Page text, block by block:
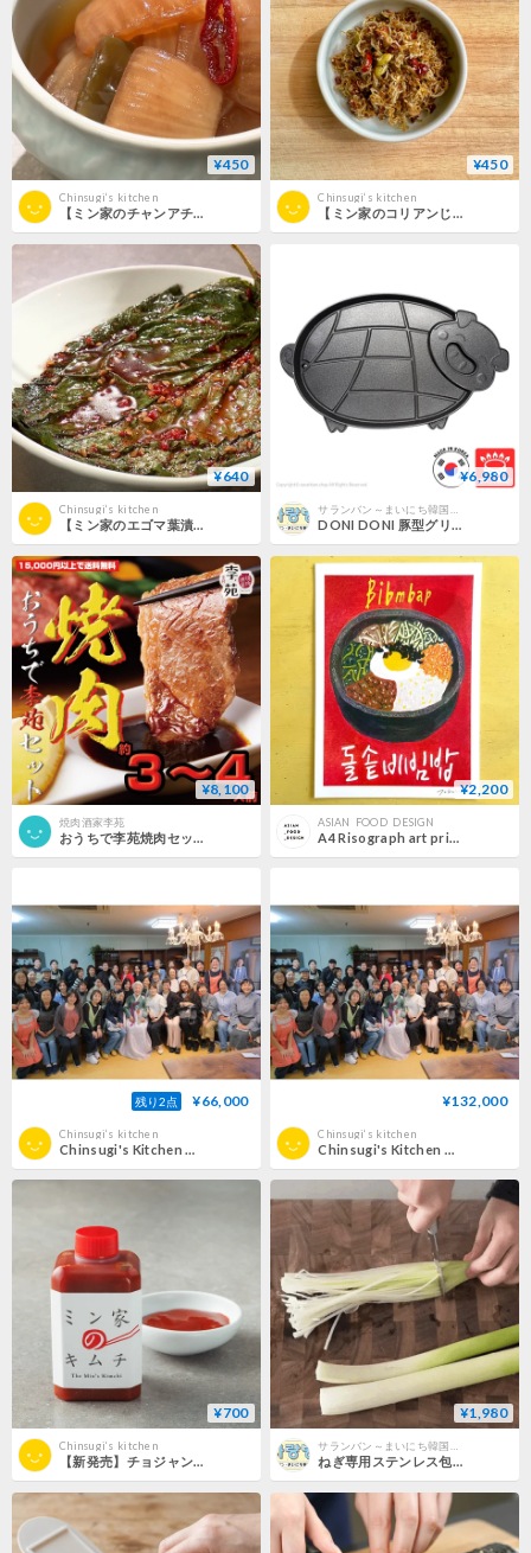
¥450
Chinsugi‘s kitchen
【ミン家のチャンアチ(玉ねぎ酢醤油漬)】（税込5,000円以上送料無料）
¥450
Chinsugi‘s kitchen
【ミン家のコリアンじゃこ炒め】（税込5,000円以上送料無料）
¥640
Chinsugi‘s kitchen
【ミン家のエゴマ葉漬け】（税込5,000円以上送料無料）
¥6,980
サランバン～まいにち韓国気分～
DONI DONI 豚型グリルパン（ガス火専用）
¥8,100
焼肉酒家李苑
おうちで李苑焼肉セット（３〜４人前）【15,000円以上のご注文で送料無料】
¥2,200
ASIAN_FOOD_DESIGN
A4 Risograph art print --- Bibmbap
残り2点 ¥66,000
Chinsugi‘s kitchen
Chinsugi's Kitchen ソウル留学 ＜全州日帰りツアープラン＞
¥132,000
Chinsugi‘s kitchen
Chinsugi's Kitchen ソウル留学 ＜２日間プラン＞
¥700
Chinsugi‘s kitchen
【新発売】チョジャン（税込5,000円以上送料無料）
¥1,980
ねぎ専用ステンレス包丁